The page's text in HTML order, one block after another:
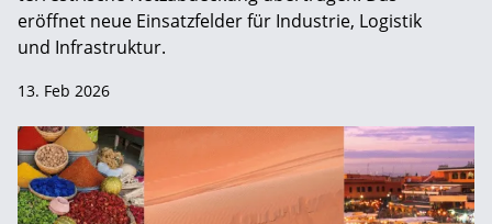
eröffnet neue Einsatzfelder für Industrie, Logistik
und Infrastruktur.
13. Feb 2026